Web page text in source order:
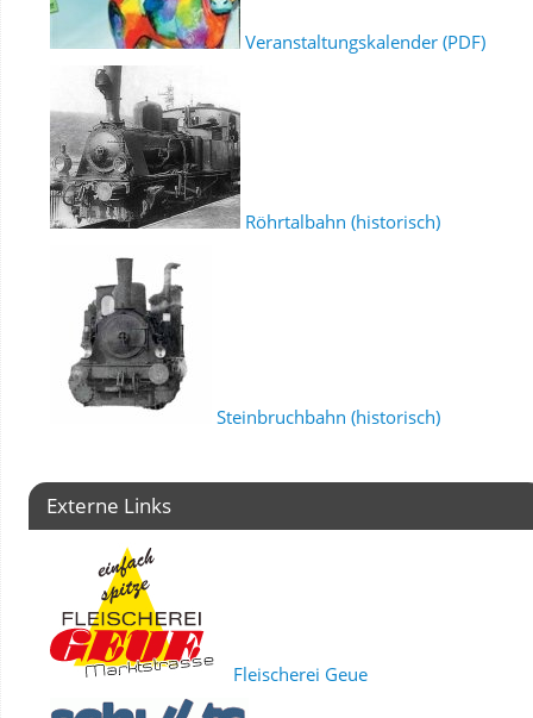
Veranstaltungskalender (PDF)
Röhrtalbahn (historisch)
Steinbruchbahn (historisch)
Externe Links
Fleischerei Geue